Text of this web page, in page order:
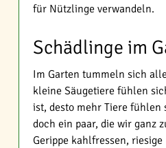
für Nützlinge verwandeln.
Schädlinge im
Im Garten tummeln sich
kleine Säugetiere fühlen
ist, desto mehr Tiere fühlen
doch ein paar, die wir ganz
Gerippe kahlfressen,